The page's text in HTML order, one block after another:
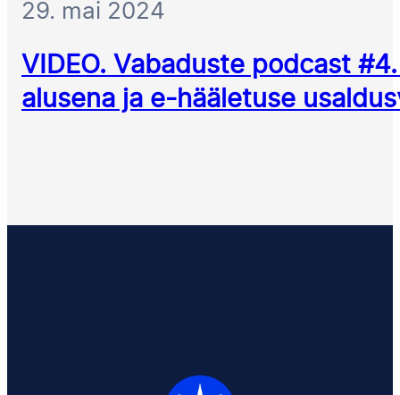
29. mai 2024
VIDEO. Vabaduste podcast
alusena ja e-hääletuse